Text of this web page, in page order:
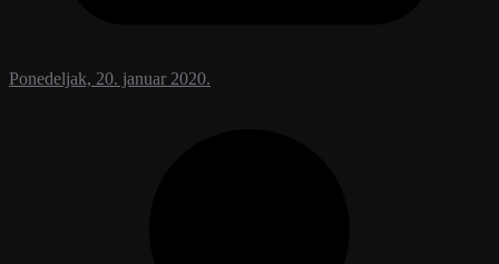
Ponedeljak, 20. januar 2020.